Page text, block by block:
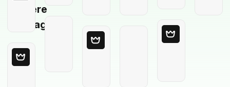
Leere
Vorlage